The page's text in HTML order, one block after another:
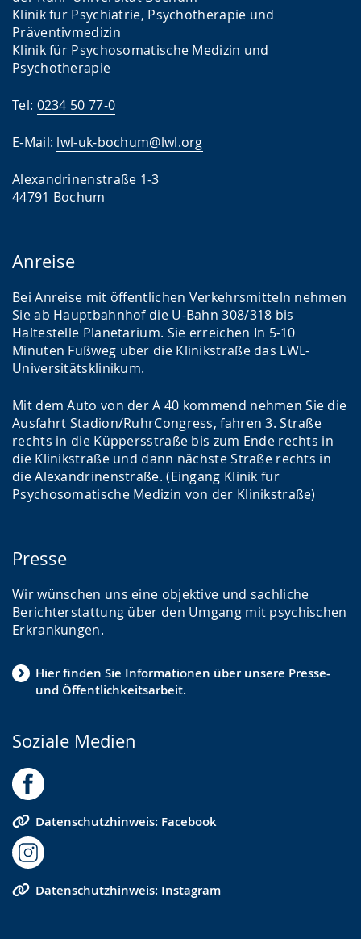
Klinik für Psychiatrie, Psychotherapie und
Präventivmedizin
Klinik für Psychosomatische Medizin und
Psychotherapie
Tel: 0234 50 77-0
E-Mail: lwl-uk-bochum@lwl.org
Alexandrinenstraße 1-3
44791 Bochum
Anreise
Bei Anreise mit öffentlichen Verkehrsmitteln nehmen
Sie ab Hauptbahnhof die U-Bahn 308/318 bis
Haltestelle Planetarium. Sie erreichen In 5-10
Minuten Fußweg über die Klinikstraße das LWL-
Universitätsklinikum.
Mit dem Auto von der A 40 kommend nehmen Sie die
Ausfahrt Stadion/RuhrCongress, fahren 3. Straße
rechts in die Küppersstraße bis zum Ende rechts in
die Klinikstraße und dann nächste Straße rechts in
die Alexandrinenstraße. (Eingang Klinik für
Psychosomatische Medizin von der Klinikstraße)
Presse
Wir wünschen uns eine objektive und sachliche
Berichterstattung über den Umgang mit psychischen
Erkrankungen.
Hier finden Sie Informationen über unsere Presse-
und Öffentlichkeitsarbeit.
Soziale Medien
Datenschutzhinweis: Facebook
Datenschutzhinweis: Instagram